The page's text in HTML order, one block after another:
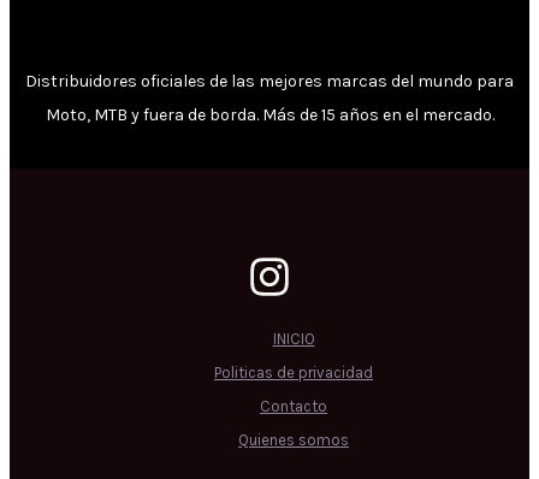
Distribuidores oficiales de las mejores marcas del mundo para
Moto, MTB y fuera de borda. Más de 15 años en el mercado.
INICIO
Politicas de privacidad
Contacto
Quienes somos